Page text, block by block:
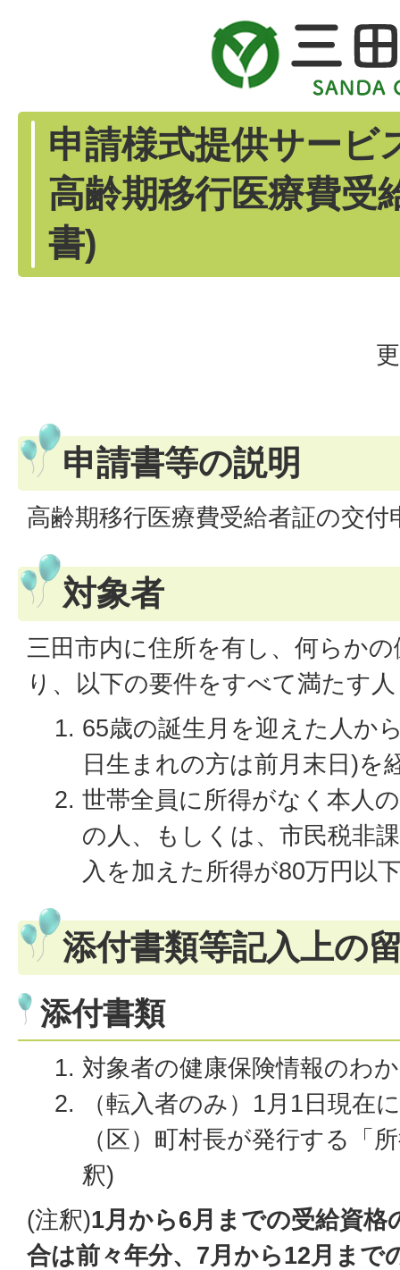
申請様式提供サービ
高齢期移行医療費受
書)
申請書等の説明
高齢期移行医療費受給者証の交付
対象者
三田市内に住所を有し、何らか
り、以下の要件をすべて満たす人
65歳の誕生月を迎えた人か
日生まれの方は前月末日)を
世帯全員に所得がなく本人
の人、もしくは、市民税非
入を加えた所得が80万円以
添付書類等記入上の
添付書類
対象者の健康保険情報のわ
（転入者のみ）1月1日現在
（区）町村長が発行する「
釈)
(注釈)1月から6月までの受給資格
合は前々年分、7月から12月まで